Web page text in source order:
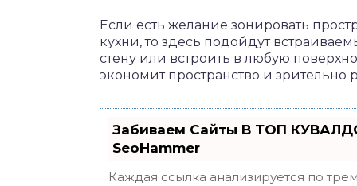
Если есть желание зонировать
кухни, то здесь подойдут
стену или встроить в любую
экономит пространство и
Забиваем Сайты В ТОП
SeoHammer
Каждая ссылка анализируется по